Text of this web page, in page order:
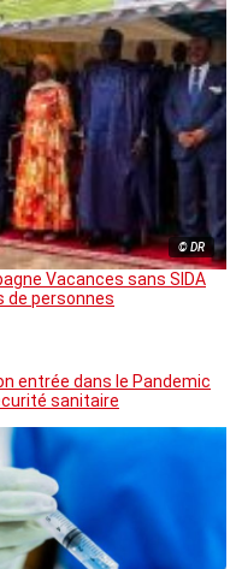
© DR
Vacances sans SIDA
de personnes
entrée dans le Pandemic
sanitaire